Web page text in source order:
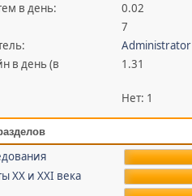
в день:
0.02
7
Administrator
в день (в
1.31
Нет: 1
XX и XXI века